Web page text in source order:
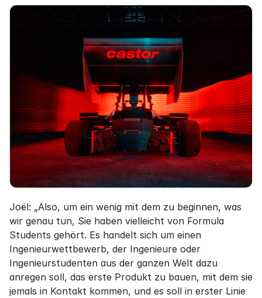
Joël: „Also, um ein wenig mit dem zu beginnen, was
wir genau tun, Sie haben vielleicht von Formula
Students gehört. Es handelt sich um einen
Ingenieurwettbewerb, der Ingenieure oder
Ingenieurstudenten aus der ganzen Welt dazu
anregen soll, das erste Produkt zu bauen, mit dem sie
jemals in Kontakt kommen, und es soll in erster Linie